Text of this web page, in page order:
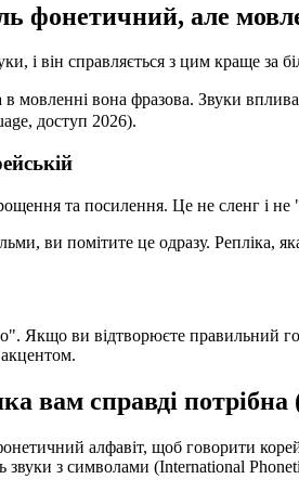
фонетичний, але
і він справляється з цим краще
мовленні вона фразова. Звуки
доступ 2026).
та посилення. Це не сленг і
ви помітите це одразу.
Якщо ви відтворюєте
акцентом.
вам справді
алфавіт, щоб говорити
звуки з символами (International